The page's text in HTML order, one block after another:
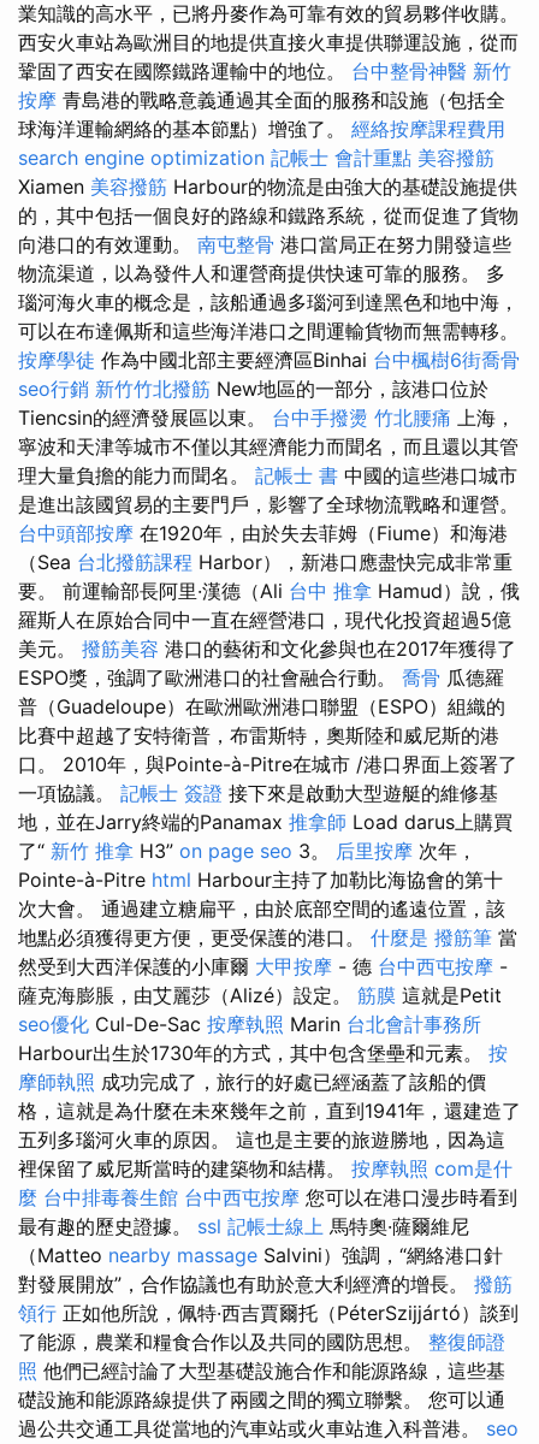
業知識的高水平，已將丹麥作為可靠有效的貿易夥伴收購。
西安火車站為歐洲目的地提供直接火車提供聯運設施，從而
鞏固了西安在國際鐵路運輸中的地位。 台中整骨神醫 新竹
按摩 青島港的戰略意義通過其全面的服務和設施（包括全
球海洋運輸網絡的基本節點）增強了。 經絡按摩課程費用
search engine optimization 記帳士 會計重點 美容撥筋
Xiamen 美容撥筋 Harbour的物流是由強大的基礎設施提供
的，其中包括一個良好的路線和鐵路系統，從而促進了貨物
向港口的有效運動。 南屯整骨 港口當局正在努力開發這些
物流渠道，以為發件人和運營商提供快速可靠的服務。 多
瑙河海火車的概念是，該船通過多瑙河到達黑色和地中海，
可以在布達佩斯和這些海洋港口之間運輸貨物而無需轉移。
按摩學徒 作為中國北部主要經濟區Binhai 台中楓樹6街喬骨
seo行銷 新竹竹北撥筋 New地區的一部分，該港口位於
Tiencsin的經濟發展區以東。 台中手撥燙 竹北腰痛 上海，
寧波和天津等城市不僅以其經濟能力而聞名，而且還以其管
理大量負擔的能力而聞名。 記帳士 書 中國的這些港口城市
是進出該國貿易的主要門戶，影響了全球物流戰略和運營。
台中頭部按摩 在1920年，由於失去菲姆（Fiume）和海港
（Sea 台北撥筋課程 Harbor），新港口應盡快完成非常重
要。 前運輸部長阿里·漢德（Ali 台中 推拿 Hamud）說，俄
羅斯人在原始合同中一直在經營港口，現代化投資超過5億
美元。 撥筋美容 港口的藝術和文化參與也在2017年獲得了
ESPO獎，強調了歐洲港口的社會融合行動。 喬骨 瓜德羅
普（Guadeloupe）在歐洲歐洲港口聯盟（ESPO）組織的
比賽中超越了安特衛普，布雷斯特，奧斯陸和威尼斯的港
口。 2010年，與Pointe-à-Pitre在城市 /港口界面上簽署了
一項協議。 記帳士 簽證 接下來是啟動大型遊艇的維修基
地，並在Jarry終端的Panamax 推拿師 Load darus上購買
了“ 新竹 推拿 H3” on page seo 3。 后里按摩 次年，
Pointe-à-Pitre html Harbour主持了加勒比海協會的第十
次大會。 通過建立糖扁平，由於底部空間的遙遠位置，該
地點必須獲得更方便，更受保護的港口。 什麼是 撥筋筆 當
然受到大西洋保護的小庫爾 大甲按摩 - 德 台中西屯按摩 -
薩克海膨脹，由艾麗莎（Alizé）設定。 筋膜 這就是Petit
seo優化 Cul-De-Sac 按摩執照 Marin 台北會計事務所
Harbour出生於1730年的方式，其中包含堡壘和元素。 按
摩師執照 成功完成了，旅行的好處已經涵蓋了該船的價
格，這就是為什麼在未來幾年之前，直到1941年，還建造了
五列多瑙河火車的原因。 這也是主要的旅遊勝地，因為這
裡保留了威尼斯當時的建築物和結構。 按摩執照 com是什
麼 台中排毒養生館 台中西屯按摩 您可以在港口漫步時看到
最有趣的歷史證據。 ssl 記帳士線上 馬特奧·薩爾維尼
（Matteo nearby massage Salvini）強調，“網絡港口針
對發展開放”，合作協議也有助於意大利經濟的增長。 撥筋
領行 正如他所說，佩特·西吉賈爾托（PéterSzijjártó）談到
了能源，農業和糧食合作以及共同的國防思想。 整復師證
照 他們已經討論了大型基礎設施合作和能源路線，這些基
礎設施和能源路線提供了兩國之間的獨立聯繫。 您可以通
過公共交通工具從當地的汽車站或火車站進入科普港。 seo